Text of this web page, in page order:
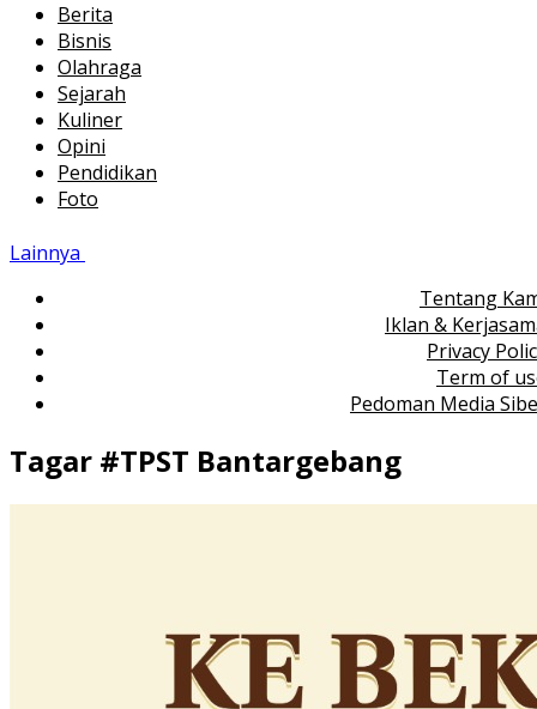
Berita
Bisnis
Olahraga
Sejarah
Kuliner
Opini
Pendidikan
Foto
Lainnya
Tentang
Iklan &
Privacy
Term of
Pedoman Media
Tagar #TPST Bantargebang